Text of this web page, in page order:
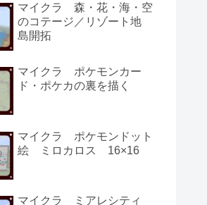
マイクラ 森・花・海・空
のコテージ／リゾート地
島開拓
マイクラ ポケモンカー
ド・ポケカの裏を描く
マイクラ ポケモンドット
絵 ミロカロス 16×16
マイクラ ミアレシティ